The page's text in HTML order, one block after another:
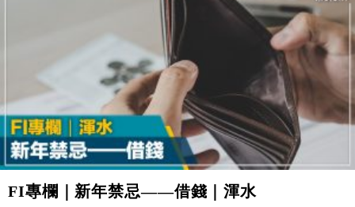
FI專欄｜新年禁忌——借錢｜渾水